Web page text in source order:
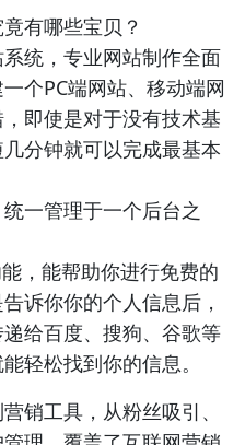
有哪些宝贝？
统，专业网站制作全面
个PC端网站、移动端网
即使是对于没有技术基
分钟就可以完成最基本
一管理于一个后台之
，能帮助你进行免费的
诉你你的个人信息后，
给百度、搜狗、谷歌等
轻松找到你的信息。
销工具，从粉丝吸引、